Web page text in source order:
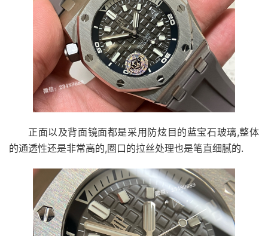
正面以及背面镜面都是采用防炫目的蓝宝石玻璃,整体
的通透性还是非常高的,圈口的拉丝处理也是笔直细腻的.